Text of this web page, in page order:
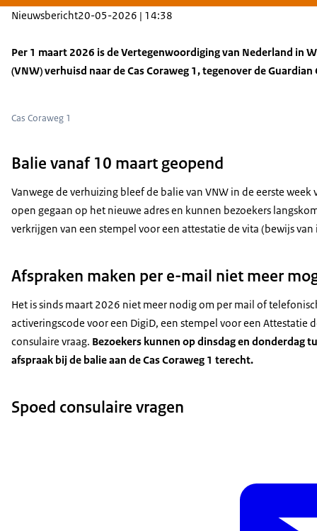
Nieuwsbericht20-05-2026 | 14:38
Per 1 maart 2026 is de Vertegenwoordiging van Nederland in
(VNW) verhuisd naar de Cas Coraweg 1, tegenover de Guardian
Cas Coraweg 1
Balie vanaf 10 maart geopend
Vanwege de verhuizing bleef de balie van VNW in de eerste
open gegaan op het nieuwe adres en kunnen bezoekers
verkrijgen van een stempel voor een attestatie de vita (bewijs
Afspraken maken per e-mail niet meer
Het is sinds maart 2026 niet meer nodig om per mail of
activeringscode voor een DigiD, een stempel voor een Attestatie
consulaire vraag. Bezoekers kunnen op dinsdag en donderdag
afspraak bij de balie aan de Cas Coraweg 1 terecht.
Spoed consulaire vragen